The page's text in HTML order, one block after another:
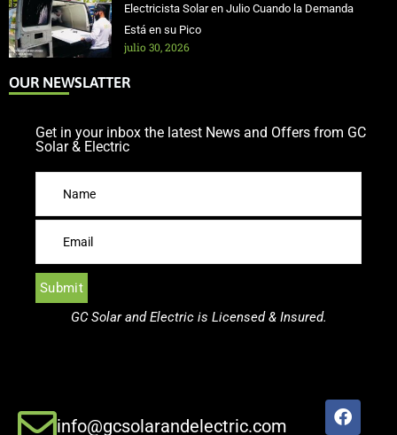
Electricista Solar en Julio Cuando la Demanda
Está en su Pico
julio 30, 2026
OUR NEWSLATTER
Get in your inbox the latest News and Offers from GC
Solar & Electric
GC Solar and Electric is Licensed & Insured.
info@gcsolarandelectric.com